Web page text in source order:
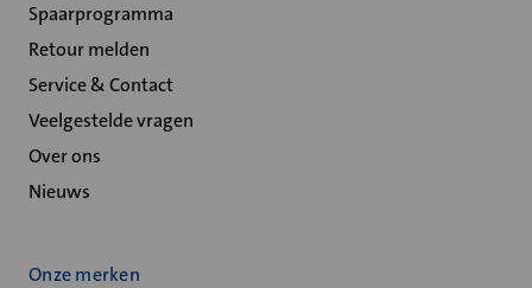
Spaarprogramma
Retour melden
Service & Contact
Veelgestelde vragen
Over ons
Nieuws
Onze merken